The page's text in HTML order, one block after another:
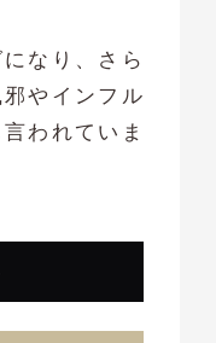
なり、さら
やインフル
われていま